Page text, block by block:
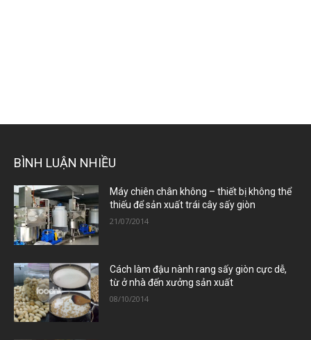
BÌNH LUẬN NHIỀU
Máy chiên chân không – thiết bị không thể
thiếu để sản xuất trái cây sấy giòn
21/07/2014
Cách làm đậu nành rang sấy giòn cực dễ,
từ ở nhà đến xưởng sản xuất
08/10/2014